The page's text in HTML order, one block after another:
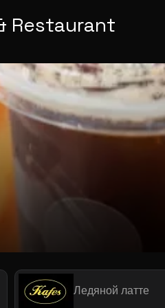
Restaurant
Ледяной латте